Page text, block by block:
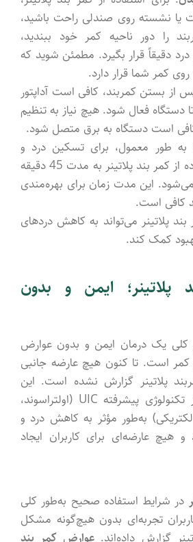
یا نشسته روی صندلی راحت باشید،
را دور ناحیه کمر خود ببندید،
دقیقاً قرار بگیرد. مطمئن شوید که
کمر شما قرار دارد.
از بستن کمربند، کافی است آداپتور
دستگاه فعال شود. هیچ نیاز به تنظیم
است دستگاه به برق متصل شود.
به طور معمول، برای تسکین درد و
کاهش التهاب، استفاده از کمر بند پلاتینر به مدت 45 دقیقه
این مدت زمان برای بهره‌مندی
کافی است.
پلاتینر می‌تواند به کاهش دردهای
کمک کند.
پلاتینر؛ ایمن و بدون
کلی یک درمان ایمن و بدون عوارض
است. تا کنون هیچ عارضه جانبی
پلاتینر گزارش نشده است. این
کمربند با استفاده از تکنولوژی پیشرفته UIC (اولتراسوند،
به‌طور مؤثر به کاهش درد و
هیچ عارضه‌ای برای کاربران ایجاد
در شرایط استفاده صحیح به‌طور کلی
تجربه‌ای بدون هیچ‌گونه مشکل
گزارش داده‌اند. عوارض کمر بند